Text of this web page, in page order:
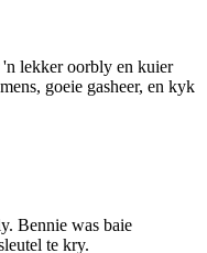
lekker oorbly en kuier
goeie gasheer, en kyk
Bennie was baie
te kry.